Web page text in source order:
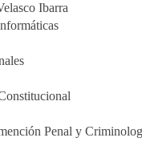
Ibarra
Penal y